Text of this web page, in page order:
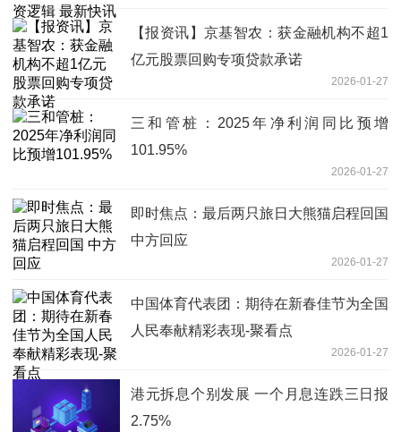
【报资讯】京基智农：获金融机构不超1
亿元股票回购专项贷款承诺
2026-01-27
三和管桩：2025年净利润同比预增
101.95%
2026-01-27
即时焦点：最后两只旅日大熊猫启程回国
中方回应
2026-01-27
中国体育代表团：期待在新春佳节为全国
人民奉献精彩表现-聚看点
2026-01-27
港元拆息个别发展 一个月息连跌三日报
2.75%